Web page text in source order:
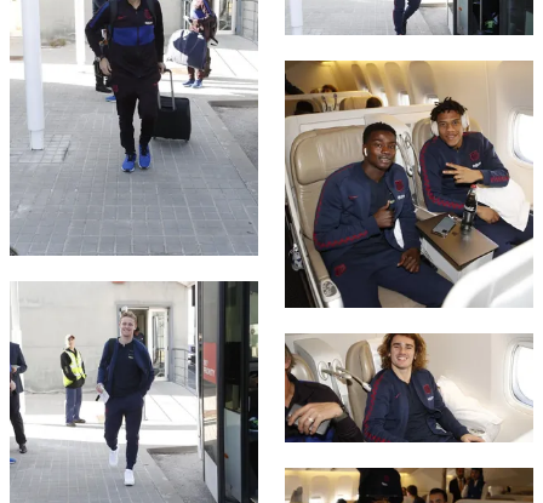
会長
レジェンド
監督
plusicon
label.aria.plus
プレスパス
Facilities
チケット
結果
順位表
スケジュール
チケット
結果
PLUSICON
LABEL.ARIA.PLUS
トップチーム
plusicon
label.aria.plus
スケジュール
チケット
順位表
PLUSICON
LABEL.ARIA.PLUS
トップチーム
plusicon
label.aria.plus
スケジュール
チケット
結果
順位表
PLUSICON
LABEL.ARIA.PLUS
トップチーム
plusicon
label.aria.plus
スケジュール
チケット
PLUSICON
LABEL.ARIA.PLUS
トップチーム
plusicon
label.aria.plus
FC Barcelona club badge
FC Barcelona club badge
FC Barcelona club badge
FC Barcelona club badge